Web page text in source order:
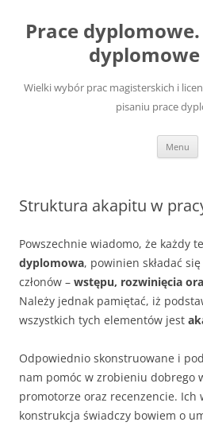
treści
Prace
Wielki wybór prac magisterskich i
pisaniu prace
Menu
Struktura akapitu w
Powszechnie wiadomo, że każdy
dyplomowa, powinien składać
członów – wstępu, rozwinięcia
Należy jednak pamiętać, iż
wszystkich tych elementów jest
Odpowiednio skonstruowane i
nam pomóc w zrobieniu dobrego
promotorze oraz recenzencie. Ich
konstrukcja świadczy bowiem o